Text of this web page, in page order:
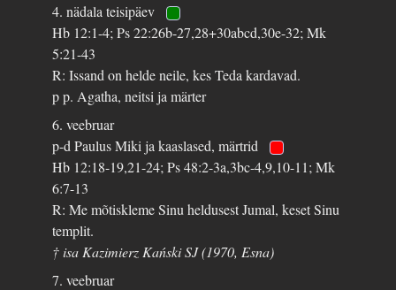
4. nädala teisipäev
Hb 12:1-4; Ps 22:26b-27,28+30abcd,30e-32; Mk
5:21-43
R: Issand on helde neile, kes Teda kardavad.
p p. Agatha, neitsi ja märter
6. veebruar
p-d Paulus Miki ja kaaslased, märtrid
Hb 12:18-19,21-24; Ps 48:2-3a,3bc-4,9,10-11; Mk
6:7-13
R: Me mõtiskleme Sinu heldusest Jumal, keset Sinu
templit.
† isa Kazimierz Kański SJ (1970, Esna)
7. veebruar